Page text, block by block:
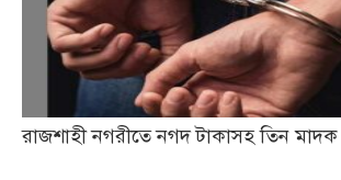
রাজশাহী নগরীতে নগদ টাকাসহ তিন মাদক